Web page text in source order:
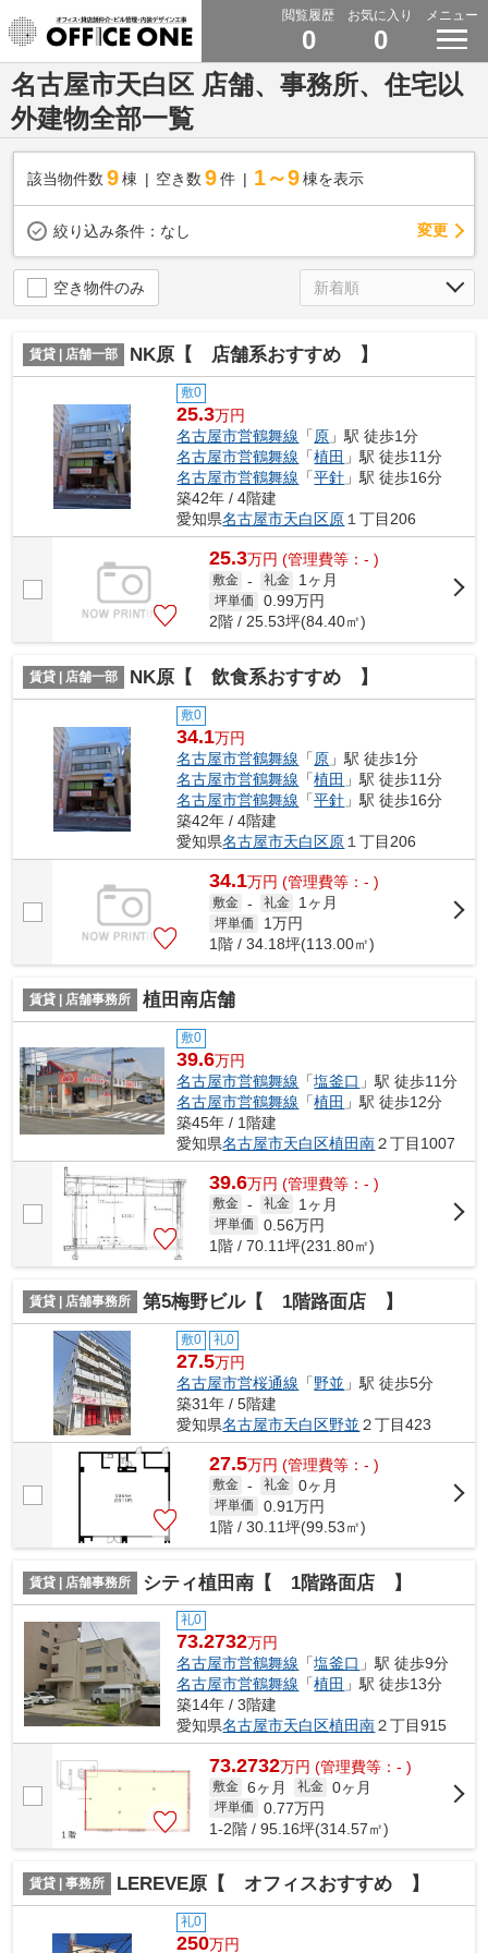
閲覧履歴
0
お気に入り
0
メニュー
名古屋市天白区 店舗、事務所、住宅以
外建物全部一覧
該当物件数 9棟 空き数 9 件 1～9 棟を表示
絞り込み条件： なし 変更
空き物件のみ
賃貸 | 店舗一部 NK原【 店舗系おすすめ 】
敷0
25.3万円
名古屋市営鶴舞線 「 原 」駅 徒歩1分
名古屋市営鶴舞線 「植田 」駅 徒歩11分
名古屋市営鶴舞線 「平針 」駅 徒歩16分
築42年 / 4階建
愛知県名古屋市天白区原 １丁目206
25.3万円 (管理費等：- )
敷金 - 礼金 1ヶ月
坪単価 0.99万円
2階 / 25.53坪(84.40㎡)
賃貸 | 店舗一部 NK原【 飲食系おすすめ 】
敷0
34.1万円
名古屋市営鶴舞線 「 原 」駅 徒歩1分
名古屋市営鶴舞線 「植田 」駅 徒歩11分
名古屋市営鶴舞線 「平針 」駅 徒歩16分
築42年 / 4階建
愛知県名古屋市天白区原 １丁目206
34.1万円 (管理費等：- )
敷金 - 礼金 1ヶ月
坪単価 1万円
1階 / 34.18坪(113.00㎡)
賃貸 | 店舗事務所 植田南店舗
敷0
39.6万円
名古屋市営鶴舞線 「塩釜口 」駅 徒歩11分
名古屋市営鶴舞線 「植田 」駅 徒歩12分
築45年 / 1階建
愛知県名古屋市天白区植田南２丁目1007
39.6万円 (管理費等：- )
敷金 - 礼金 1ヶ月
坪単価 0.56万円
1階 / 70.11坪(231.80㎡)
賃貸 | 店舗事務所 第5梅野ビル【 1階路面店 】
敷0 礼0
27.5万円
名古屋市営桜通線 「野並 」駅 徒歩5分
築31年 / 5階建
愛知県名古屋市天白区野並 ２丁目423
27.5万円 (管理費等：- )
敷金 - 礼金 0ヶ月
坪単価 0.91万円
1階 / 30.11坪(99.53㎡)
賃貸 | 店舗事務所 シティ植田南【 1階路面店 】
礼0
73.2732万円
名古屋市営鶴舞線 「塩釜口 」駅 徒歩9分
名古屋市営鶴舞線 「植田 」駅 徒歩13分
築14年 / 3階建
愛知県名古屋市天白区植田南２丁目915
73.2732万円 (管理費等：- )
敷金 6ヶ月 礼金 0ヶ月
坪単価 0.77万円
1-2階 / 95.16坪(314.57㎡)
賃貸 | 事務所 LEREVE原【 オフィスおすすめ 】
礼0
250万円